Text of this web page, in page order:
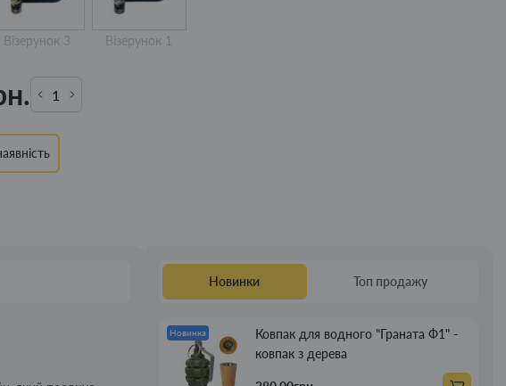
Візерунок 3 Візерунок 1
Новинки Топ продажу
Новинка
Ковпак для водного "Граната Ф1" -
ковпак з дерева